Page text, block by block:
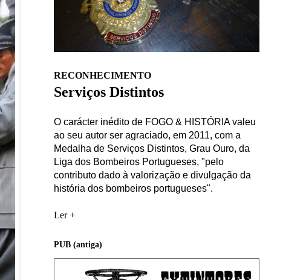
RECONHECIMENTO
Serviços Distintos
O carácter inédito de FOGO & HISTÓRIA valeu
ao seu autor ser agraciado, em 2011, com a
Medalha de Serviços Distintos, Grau Ouro, da
Liga dos Bombeiros Portugueses, "pelo
contributo dado à valorização e divulgação da
história dos bombeiros portugueses".
Ler +
PUB (antiga)